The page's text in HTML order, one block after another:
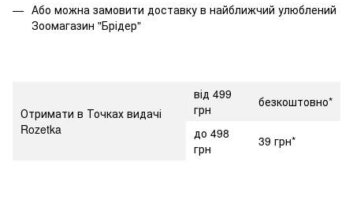
Або можна замовити доставку в найближчий улюблений
Зоомагазин "Брідер"
Отримати в Точках видачі
Rozetka
від 499
грн
безкоштовно*
до 498
грн
39 грн*